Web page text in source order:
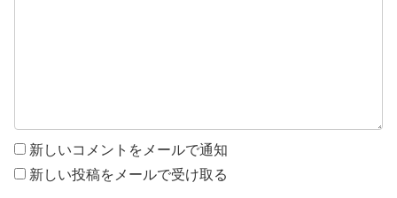
新しいコメントをメールで通知
新しい投稿をメールで受け取る